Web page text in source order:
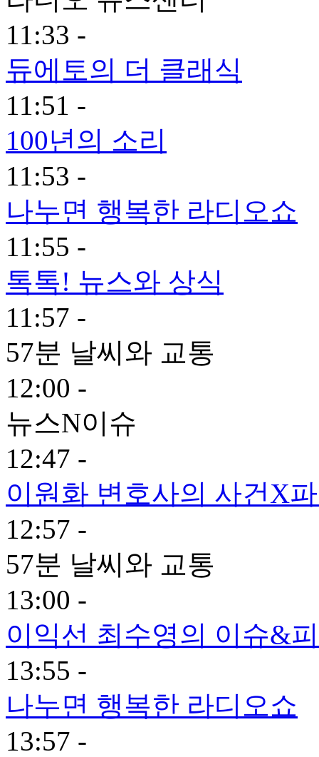
11:33 -
듀에토의 더 클래식
11:51 -
100년의 소리
11:53 -
나누면 행복한 라디오쇼
11:55 -
톡톡! 뉴스와 상식
11:57 -
57분 날씨와 교통
12:00 -
뉴스N이슈
12:47 -
이원화 변호사의 사건X
12:57 -
57분 날씨와 교통
13:00 -
이익선 최수영의 이슈&
13:55 -
나누면 행복한 라디오쇼
13:57 -